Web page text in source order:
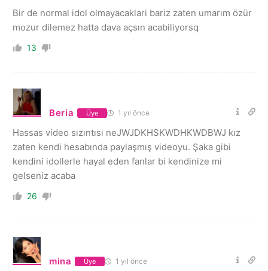
Bir de normal idol olmayacaklari bariz zaten umarım özür
mozur dilemez hatta dava açsın acabiliyorsq
13
Beria Üye 1 yıl önce
Hassas video sızıntısı neJWJDKHSKWDHKWDBWJ kız
zaten kendi hesabında paylaşmış videoyu. Şaka gibi
kendini idollerle hayal eden fanlar bi kendinize mi
gelseniz acaba
26
mina Üye 1 yıl önce